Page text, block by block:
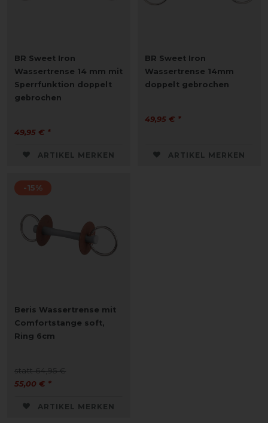
BR Sweet Iron
Wassertrense 14 mm mit
Sperrfunktion doppelt
gebrochen
49,95 € *
ARTIKEL MERKEN
BR Sweet Iron
Wassertrense 14mm
doppelt gebrochen
49,95 € *
ARTIKEL MERKEN
-15%
Beris Wassertrense mit
Comfortstange soft,
Ring 6cm
statt 64,95 €
55,00 € *
ARTIKEL MERKEN